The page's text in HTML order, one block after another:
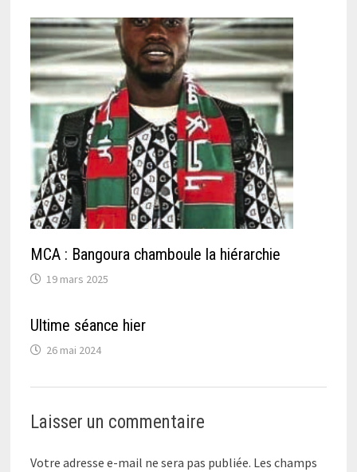
MCA : Bangoura chamboule la hiérarchie
19 mars 2025
Ultime séance hier
26 mai 2024
Laisser un commentaire
Votre adresse e-mail ne sera pas publiée. Les champs